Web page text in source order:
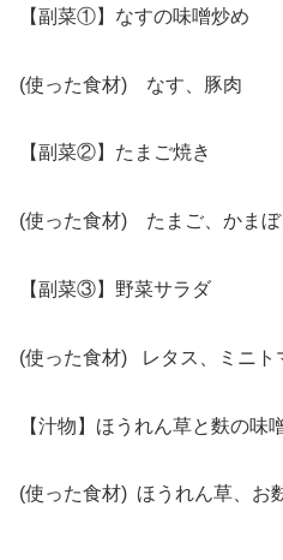
【副菜①】なすの味噌炒め
(使った食材) なす、豚肉
【副菜②】たまご焼き
(使った食材) たまご、かまぼ
【副菜③】野菜サラダ
(使った食材) レタス、ミニト
【汁物】ほうれん草と麩の味
(使った食材) ほうれん草、お